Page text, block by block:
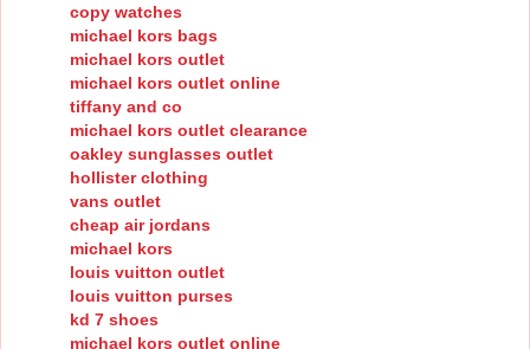
copy watches
michael kors bags
michael kors outlet
michael kors outlet online
tiffany and co
michael kors outlet clearance
oakley sunglasses outlet
hollister clothing
vans outlet
cheap air jordans
michael kors
louis vuitton outlet
louis vuitton purses
kd 7 shoes
michael kors outlet online